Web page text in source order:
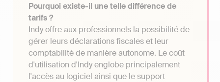
Pourquoi existe-il une telle différence de
tarifs ?
Indy offre aux professionnels la possibilité de
gérer leurs déclarations fiscales et leur
comptabilité de manière autonome. Le coût
d'utilisation d'Indy englobe principalement
l'accès au logiciel ainsi que le support